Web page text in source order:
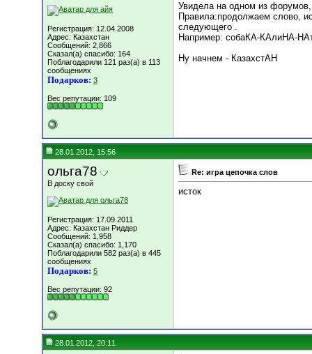
Регистрация: 12.04.2008
Адрес: Казахстан
Сообщений: 2,866
Сказал(а) спасибо: 164
Поблагодарили 121 раз(а) в 113
сообщениях
Подарков: 3
Вес репутации: 109
Увидела на одном из
Правила:продолжаем слово,
следующего .
Например: собаКА-КАлиНА-
Ну начнем - КазахстАН
28.01.2012, 15:56
ольга78
В доску свой
Регистрация: 17.09.2011
Адрес: Казахстан Риддер
Сообщений: 1,958
Сказал(а) спасибо: 1,170
Поблагодарили 582 раз(а) в 445
сообщениях
Подарков: 5
Вес репутации: 92
Re: игра цепочка слов
исток
28.01.2012, 20:11